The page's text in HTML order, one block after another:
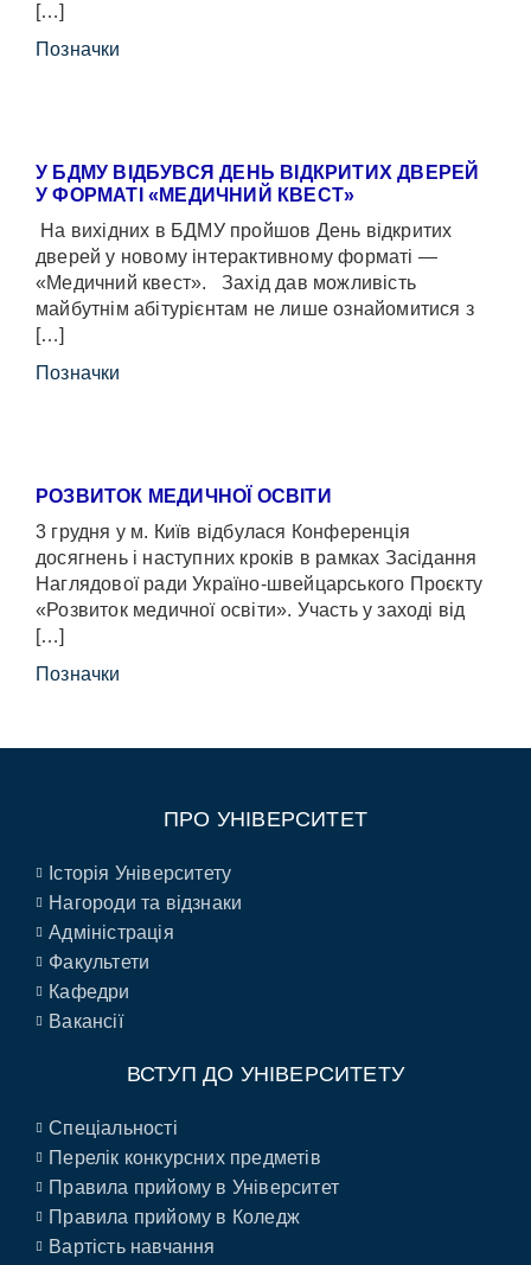
[…]
Позначки
У БДМУ ВІДБУВСЯ ДЕНЬ ВІДКРИТИХ ДВЕРЕЙ
У ФОРМАТІ «МЕДИЧНИЙ КВЕСТ»
На вихідних в БДМУ пройшов День відкритих
дверей у новому інтерактивному форматі —
«Медичний квест». Захід дав можливість
майбутнім абітурієнтам не лише ознайомитися з
[…]
Позначки
РОЗВИТОК МЕДИЧНОЇ ОСВІТИ
3 грудня у м. Київ відбулася Конференція
досягнень і наступних кроків в рамках Засідання
Наглядової ради Україно-швейцарського Проєкту
«Розвиток медичної освіти». Участь у заході від
[…]
Позначки
ПРО УНІВЕРСИТЕТ
Історія Університету
Нагороди та відзнаки
Адміністрація
Факультети
Кафедри
Вакансії
ВСТУП ДО УНІВЕРСИТЕТУ
Спеціальності
Перелік конкурсних предметів
Правила прийому в Університет
Правила прийому в Коледж
Вартість навчання